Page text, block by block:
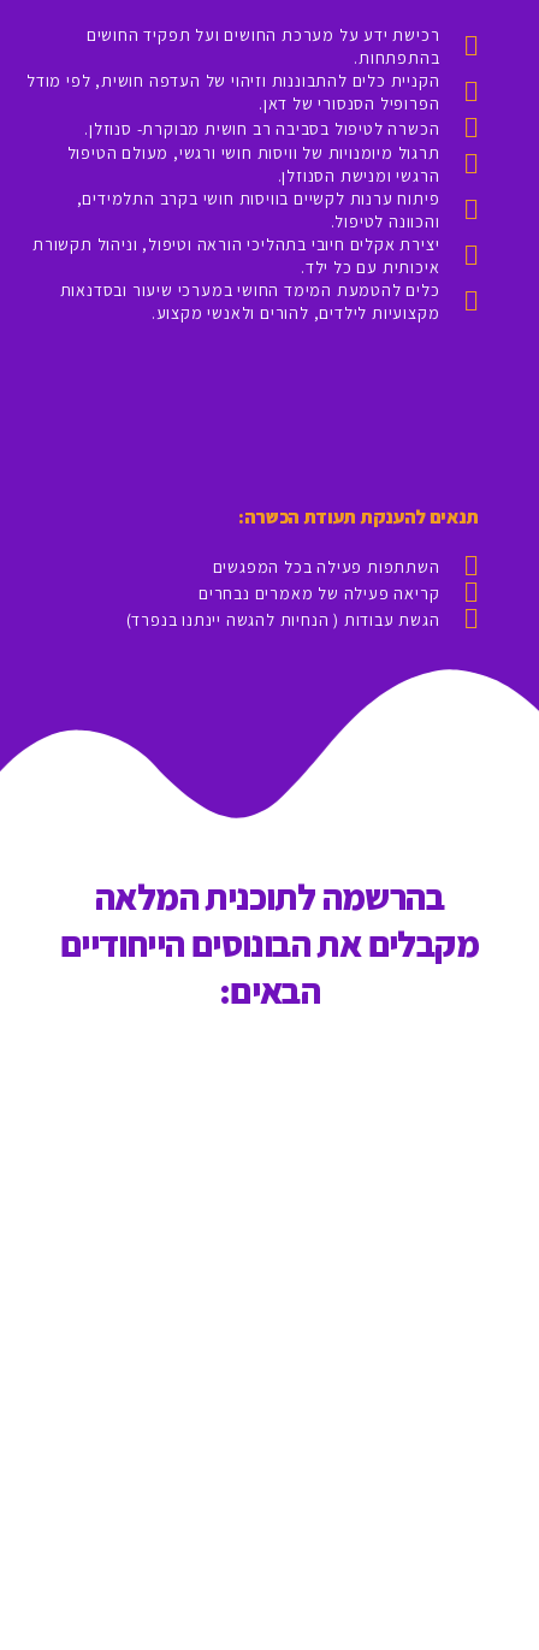
רכישת ידע על מערכת החושים ועל תפקיד החושים
בהתפתחות.
הקניית כלים להתבוננות וזיהוי של העדפה חושית, לפי מודל
הפרופיל הסנסורי של דאן.
הכשרה לטיפול בסביבה רב חושית מבוקרת- סנוזלן.
תרגול מיומנויות של וויסות חושי ורגשי, מעולם הטיפול
הרגשי ומנישת הסנוזלן.
פיתוח ערנות לקשיים בוויסות חושי בקרב התלמידים,
והכוונה לטיפול.
יצירת אקלים חיובי בתהליכי הוראה וטיפול, וניהול תקשורת
איכותית עם כל ילד.
כלים להטמעת המימד החושי במערכי שיעור ובסדנאות
מקצועיות לילדים, להורים ולאנשי מקצוע.
תנאים להענקת תעודת הכשרה:
השתתפות פעילה בכל המפגשים
קריאה פעילה של מאמרים נבחרים
הגשת עבודות ( הנחיות להגשה יינתנו בנפרד)
בהרשמה לתוכנית המלאה
מקבלים את הבונוסים הייחודיים
הבאים: